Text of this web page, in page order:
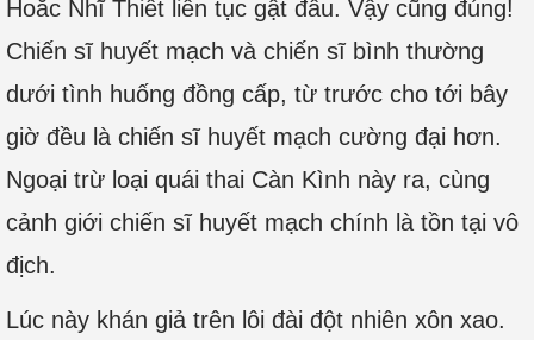
Hoắc Nhĩ Thiết liên tục gật đầu. Vậy cũng đúng!
Chiến sĩ huyết mạch và chiến sĩ bình thường
dưới tình huống đồng cấp, từ trước cho tới bây
giờ đều là chiến sĩ huyết mạch cường đại hơn.
Ngoại trừ loại quái thai Càn Kình này ra, cùng
cảnh giới chiến sĩ huyết mạch chính là tồn tại vô
địch.
Lúc này khán giả trên lôi đài đột nhiên xôn xao.